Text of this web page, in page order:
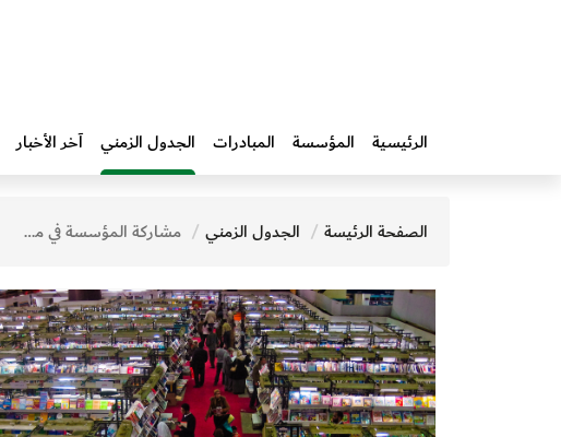
الرئيسية المؤسسة المبادرات‎ الجدول الزمني آخر الأخبار
الصفحة الرئيسة الجدول الزمني مشاركة المؤسسة في معرض القاهرة الدولي للكتاب